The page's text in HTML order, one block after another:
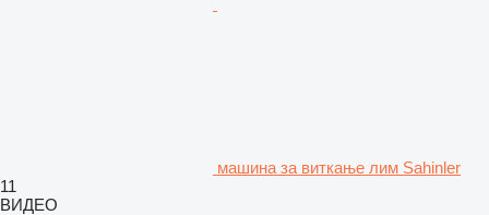
машина за виткање лим Sahinler
11
ВИДЕО